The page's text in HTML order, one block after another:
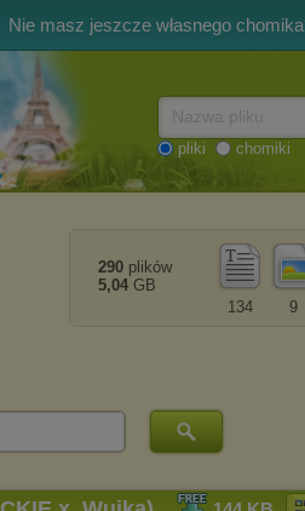
Nie masz jeszcze własnego
pliki chomiki
9
134
290 plików
5,04 GB